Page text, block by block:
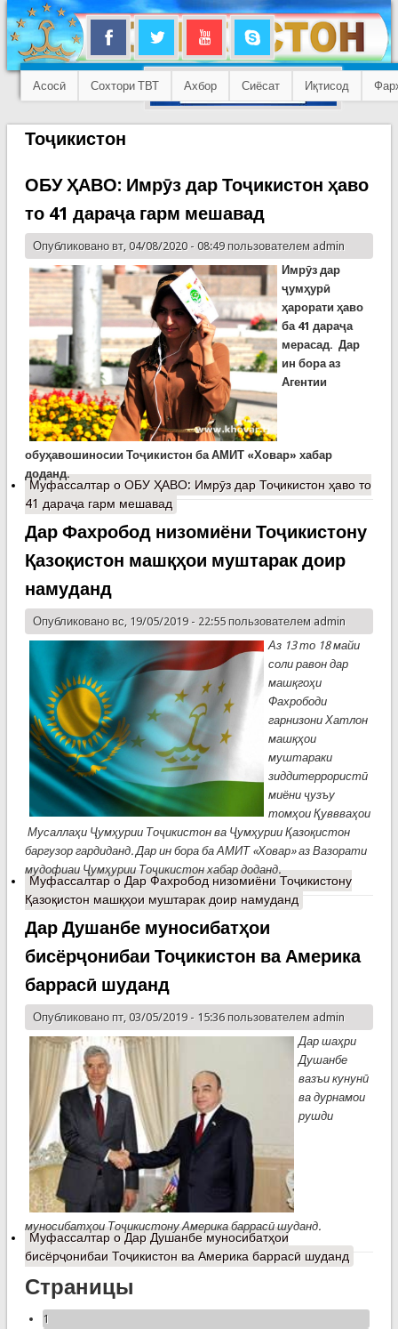
Асосӣ Сохтори ТВТ Ахбор Сиёсат Иқтисод
Тоҷикистон
ОБУ ҲАВО: Имрӯз дар Тоҷикистон ҳаво
то 41 дараҷа гарм мешавад
Опубликовано вт, 04/08/2020 - 08:49 пользователем admin
Имрӯз дар
ҷумҳурӣ
ҳарорати ҳаво
ба 41 дараҷа
мерасад. Дар
ин бора аз
Агентии
обуҳавошиносии Тоҷикистон ба АМИТ «Ховар» хабар
доданд.
Муфассалтаро ОБУ ҲАВО: Имрӯз дар Тоҷикистон ҳаво то
41 дараҷа гарм мешавад
Дар Фахробод низомиёни Тоҷикистону
Қазоқистон машқҳои муштарак доир
намуданд
Опубликовано вс, 19/05/2019 - 22:55 пользователем admin
Аз 13 то 18 майи
соли равон дар
машқгоҳи
Фахрободи
гарнизони Хатлон
машқҳои
муштараки
зиддитеррористӣ
миёни ҷузъу
томҳои Қуввваҳои
Мусаллаҳи Ҷумҳурии Тоҷикистон ва Ҷумҳурии Қазоқистон
баргузор гардиданд. Дар ин бора ба АМИТ «Ховар» аз Вазорати
мудофиаи Ҷумҳурии Тоҷикистон хабар доданд.
Муфассалтаро Дар Фахробод низомиёни Тоҷикистону
Қазоқистон машқҳои муштарак доир намуданд
Дар Душанбе муносибатҳои
бисёрҷонибаи Тоҷикистон ва Америка
баррасӣ шуданд
Опубликовано пт, 03/05/2019 - 15:36 пользователем admin
Дар шаҳри
Душанбе
вазъи кунунӣ
ва дурнамои
рушди
муносибатҳои Тоҷикистону Америка баррасӣ шуданд.
Муфассалтаро Дар Душанбе муносибатҳои
бисёрҷонибаи Тоҷикистон ва Америка баррасӣ шуданд
Страницы
1